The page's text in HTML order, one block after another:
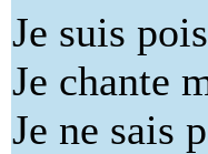
Je suis
Je chante
Je ne sais